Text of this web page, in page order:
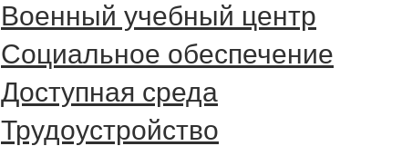
Военный учебный центр
Социальное обеспечение
Доступная среда
Трудоустройство